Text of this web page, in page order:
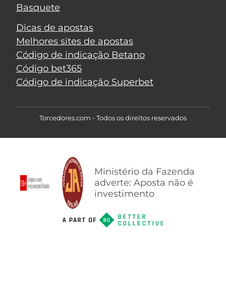
Basquete
Dicas de apostas
Melhores sites de apostas
Código de indicação Betano
Código bet365
Código de indicação Superbet
Torcedores.com - Todos os direitos reservados
Ministério da Fazenda
adverte: Aposta não é
investimento